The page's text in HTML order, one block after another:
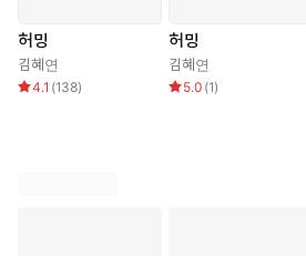
허밍
김혜연
4.1 (138)
허밍
김혜연
5.0 (1)